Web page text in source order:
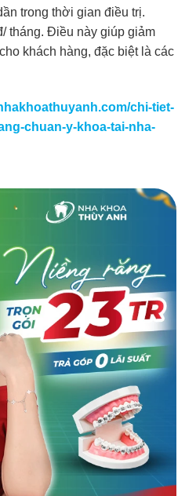
trong thời gian điều trị.
tháng. Điều này giúp giảm
khách hàng, đặc biệt là các
chi-tiet-
chuan-y-khoa-tai-nha-